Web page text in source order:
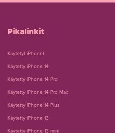
Pikalinkit
Käytetyt iPhonet
Käytetty iPhone 14
Käytetty iPhone 14 Pro
Käytetty iPhone 14 Pro Max
Käytetty iPhone 14 Plus
Käytetty iPhone 13
Käytetty iPhone 13 mini